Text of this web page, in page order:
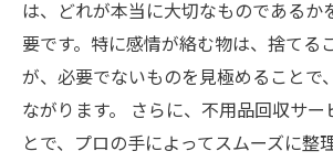
は、どれが本当に大切なものであるか
要です。特に感情が絡む物は、捨てる
が、必要でないものを見極めることで
ながります。 さらに、不用品回収サ
とで、プロの手によってスムーズに整